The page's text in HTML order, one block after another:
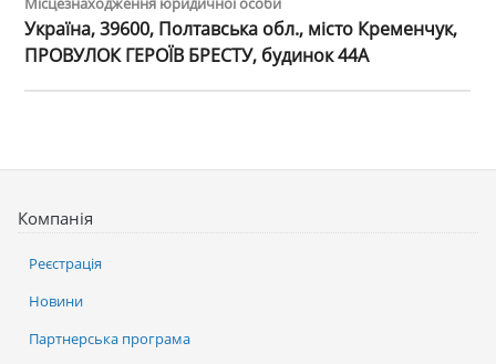
Україна, 39600, Полтавська обл., місто Кременчук,
ПРОВУЛОК ГЕРОЇВ БРЕСТУ, будинок 44А
Компанія
Реєстрація
Новини
Партнерська програма